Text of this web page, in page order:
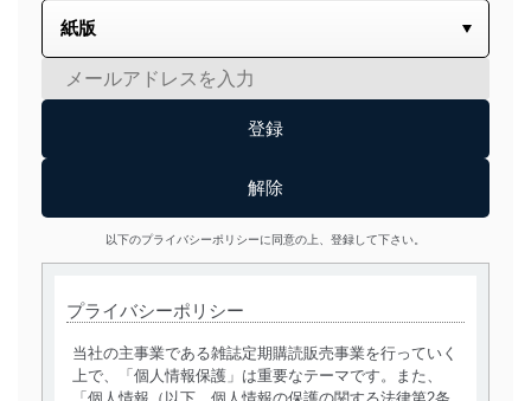
以下のプライバシーポリシーに同意の上、登録して下さい。
プライバシーポリシー
当社の主事業である雑誌定期購読販売事業を行っていく
上で、「個人情報保護」は重要なテーマです。また、